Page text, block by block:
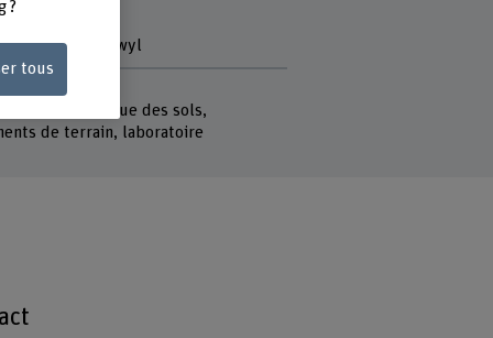
von Wattenwyl
mécanique des sols,
de terrain, laboratoire
?
tous